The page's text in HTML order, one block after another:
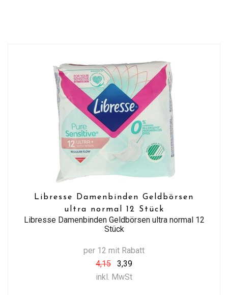
Libresse Damenbinden Geldbörsen
ultra normal 12 Stück
Libresse Damenbinden Geldbörsen ultra normal 12
Stück
per 12 mit Rabatt
4,15
3,39
inkl. MwSt